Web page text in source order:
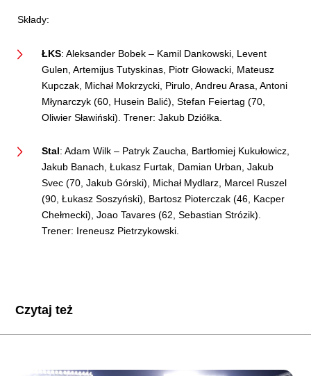
Składy:
ŁKS: Aleksander Bobek – Kamil Dankowski, Levent
Gulen, Artemijus Tutyskinas, Piotr Głowacki, Mateusz
Kupczak, Michał Mokrzycki, Pirulo, Andreu Arasa, Antoni
Młynarczyk (60, Husein Balić), Stefan Feiertag (70,
Oliwier Sławiński). Trener: Jakub Dziółka.
Stal: Adam Wilk – Patryk Zaucha, Bartłomiej Kukułowicz,
Jakub Banach, Łukasz Furtak, Damian Urban, Jakub
Svec (70, Jakub Górski), Michał Mydlarz, Marcel Ruszel
(90, Łukasz Soszyński), Bartosz Pioterczak (46, Kacper
Chełmecki), Joao Tavares (62, Sebastian Strózik).
Trener: Ireneusz Pietrzykowski.
Czytaj też